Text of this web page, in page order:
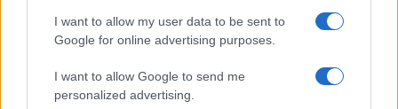
I want to allow my user data to be sent to
Google for online advertising purposes.
I want to allow Google to send me
personalized advertising.
δυναμικό, ώστε να υπάρχει ενιαίος τρόπος υπολογισμού
σε όλη τη χώρα.
Κλείνοντας, εκφράζουν την ανησυχία τους ότι, εφόσον
επιβεβαιωθούν οι πληροφορίες για περικοπή των